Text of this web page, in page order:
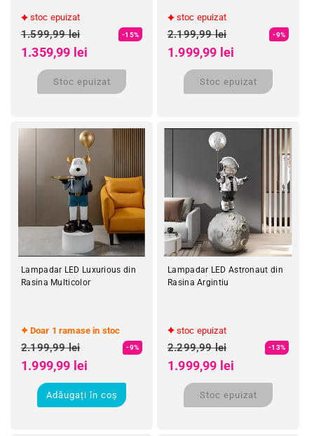
stoc epuizat
Preț obișnuit
1.599,99 lei -15%
Preț redus
1.359,99 lei
Stoc epuizat
stoc epuizat
Preț obișnuit
2.199,99 lei -9%
Preț redus
1.999,99 lei
Stoc epuizat
Lampadar LED Luxurious din
Rasina Multicolor
Doar 1 ramase in stoc
Preț obișnuit
2.199,99 lei -9%
Preț redus
1.999,99 lei
Adăugați în coș
Lampadar LED Astronaut din
Rasina Argintiu
stoc epuizat
Preț obișnuit
2.299,99 lei -13%
Preț redus
1.999,99 lei
Stoc epuizat